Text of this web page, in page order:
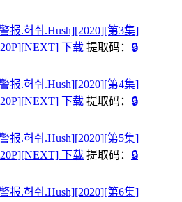
报.허쉬.Hush][2020][第3集]
下载 提取码： 🔒
报.허쉬.Hush][2020][第4集]
下载 提取码： 🔒
报.허쉬.Hush][2020][第5集]
下载 提取码： 🔒
报.허쉬.Hush][2020][第6集]